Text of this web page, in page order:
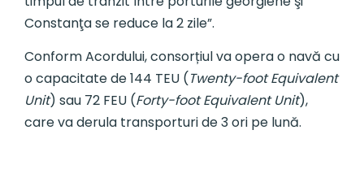
Constanţa se reduce la 2 zile”.
Conform Acordului, consorțiul va opera o navă cu
o capacitate de 144 TEU (Twenty-foot Equivalent
Unit) sau 72 FEU (Forty-foot Equivalent Unit),
care va derula transporturi de 3 ori pe lună.